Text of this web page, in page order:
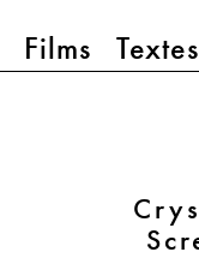
Films Textes